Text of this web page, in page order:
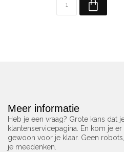
Meer informatie
Heb je een vraag? Grote kans dat
klantenservicepagina. En kom je
gewoon voor je klaar. Geen
je meedenken.